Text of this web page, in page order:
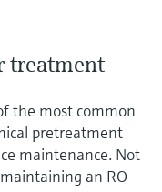
treatment
the most common
pretreatment
maintenance. Not
an RO